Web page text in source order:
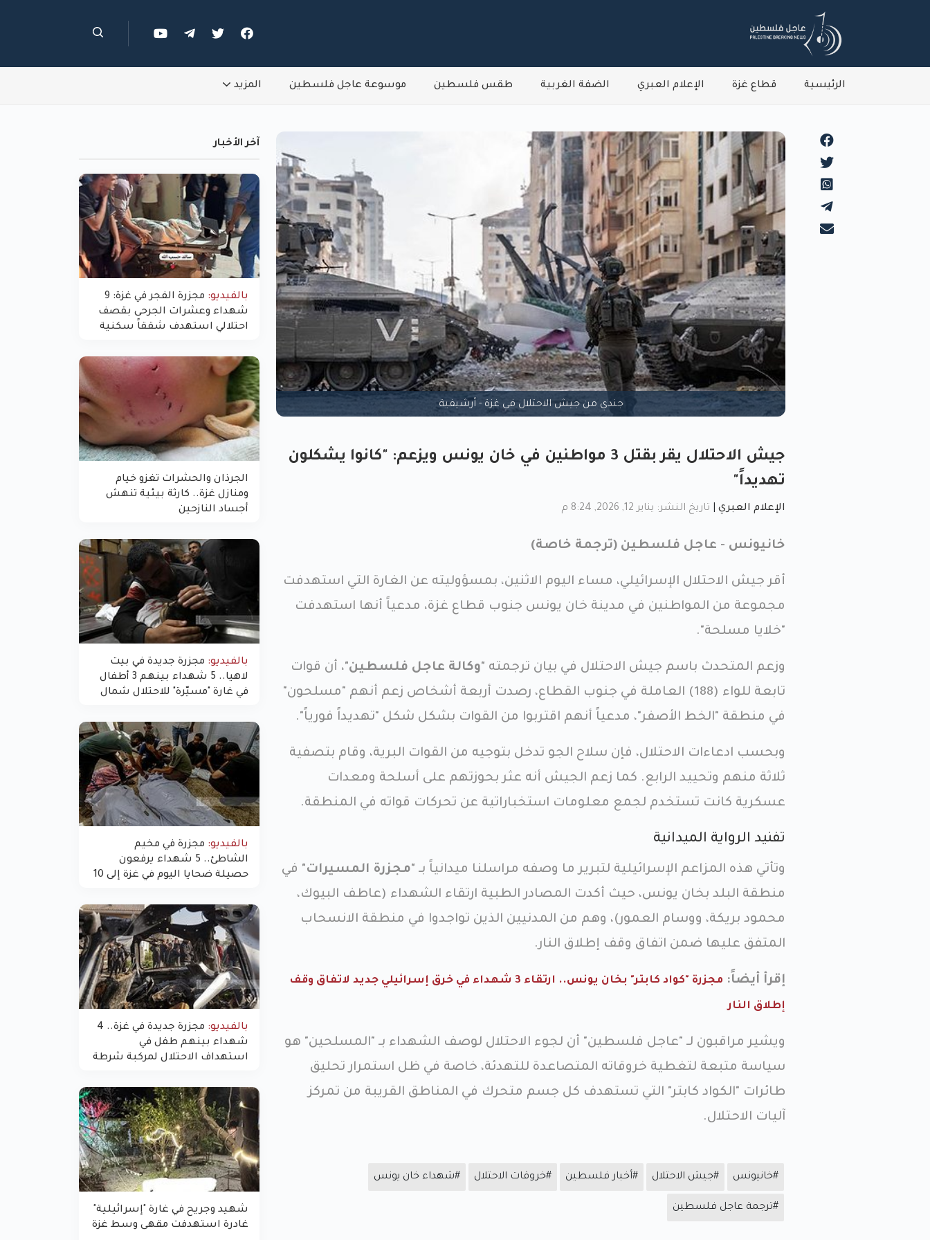
الرئيسية قطاع غزة الإعلام العبري الضفة الغربية طقس فلسطين موسوعة عاجل فلسطين المزيد
جندي من جيش الاحتلال في غزة - أرشيفية
جيش الاحتلال يقر بقتل 3 مواطنين في خان يونس ويزعم: "كانوا يشكلون
تهديداً"
الإعلام العبري تاريخ النشر: يناير 12, 2026, 8:24 م
خانيونس - عاجل فلسطين (ترجمة خاصة)
أقر جيش الاحتلال الإسرائيلي، مساء اليوم الاثنين، بمسؤوليته عن الغارة التي استهدفت
مجموعة من المواطنين في مدينة خان يونس جنوب قطاع غزة، مدعياً أنها استهدفت
"خلايا مسلحة".
وزعم المتحدث باسم جيش الاحتلال في بيان ترجمته "وكالة عاجل فلسطين"، أن قوات
تابعة للواء (188) العاملة في جنوب القطاع، رصدت أربعة أشخاص زعم أنهم "مسلحون"
في منطقة "الخط الأصفر"، مدعياً أنهم اقتربوا من القوات بشكل شكل "تهديداً فورياً".
وبحسب ادعاءات الاحتلال، فإن سلاح الجو تدخل بتوجيه من القوات البرية، وقام بتصفية
ثلاثة منهم وتحييد الرابع. كما زعم الجيش أنه عثر بحوزتهم على أسلحة ومعدات
عسكرية كانت تستخدم لجمع معلومات استخباراتية عن تحركات قواته في المنطقة.
تفنيد الرواية الميدانية
وتأتي هذه المزاعم الإسرائيلية لتبرير ما وصفه مراسلنا ميدانياً بـ "مجزرة المسيرات" في
منطقة البلد بخان يونس، حيث أكدت المصادر الطبية ارتقاء الشهداء (عاطف البيوك،
محمود بريكة، ووسام العمور)، وهم من المدنيين الذين تواجدوا في منطقة الانسحاب
المتفق عليها ضمن اتفاق وقف إطلاق النار.
إقرأ أيضاً: مجزرة "كواد كابتر" بخان يونس.. ارتقاء 3 شهداء في خرق إسرائيلي جديد لاتفاق وقف
إطلاق النار
ويشير مراقبون لـ "عاجل فلسطين" أن لجوء الاحتلال لوصف الشهداء بـ "المسلحين" هو
سياسة متبعة لتغطية خروقاته المتصاعدة للتهدئة، خاصة في ظل استمرار تحليق
طائرات "الكواد كابتر" التي تستهدف كل جسم متحرك في المناطق القريبة من تمركز
آليات الاحتلال.
#خانيونس #جيش الاحتلال #أخبار فلسطين #خروقات الاحتلال #شهداء خان يونس
#ترجمة عاجل فلسطين
آخر الأخبار
بالفيديو:
مجزرة الفجر في غزة: 9
شهداء وعشرات الجرحى بقصف
احتلالي استهدف شققاً سكنية
الجرذان والحشرات تغزو خيام
ومنازل غزة.. كارثة بيئية تنهش
أجساد النازحين
بالفيديو: مجزرة جديدة في بيت
لاهيا.. 5 شهداء بينهم 3 أطفال
في غارة "مسيّرة" للاحتلال شمال
بالفيديو: مجزرة في مخيم
الشاطئ.. 5 شهداء يرفعون
حصيلة ضحايا اليوم في غزة إلى 10
بالفيديو:
مجزرة جديدة في غزة.. 4
شهداء بينهم طفل في
استهداف الاحتلال لمركبة شرطة
شهيد وجريح في غارة "إسرائيلية"
غادرة استهدفت مقهى وسط غزة